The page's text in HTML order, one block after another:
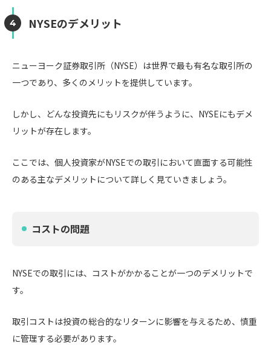
NYSEのデメリット
ニューヨーク証券取引所（NYSE）は世界で最も有名な取引所の
一つであり、多くのメリットを提供しています。
しかし、どんな投資先にもリスクが伴うように、NYSEにもデメ
リットが存在します。
ここでは、個人投資家がNYSEでの取引において直面する可能性
のある主なデメリットについて詳しく見ていきましょう。
コストの問題
NYSEでの取引には、コストがかかることが一つのデメリットで
す。
取引コストは投資の総合的なリターンに影響を与えるため、慎重
に管理する必要があります。